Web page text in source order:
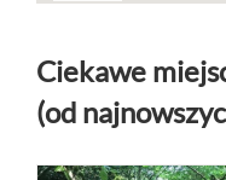
Ciekawe
(od